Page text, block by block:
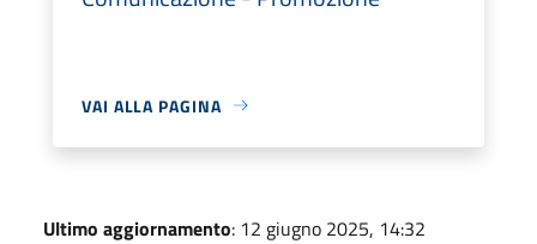
VAI ALLA PAGINA
Ultimo aggiornamento: 12 giugno 2025, 14:32